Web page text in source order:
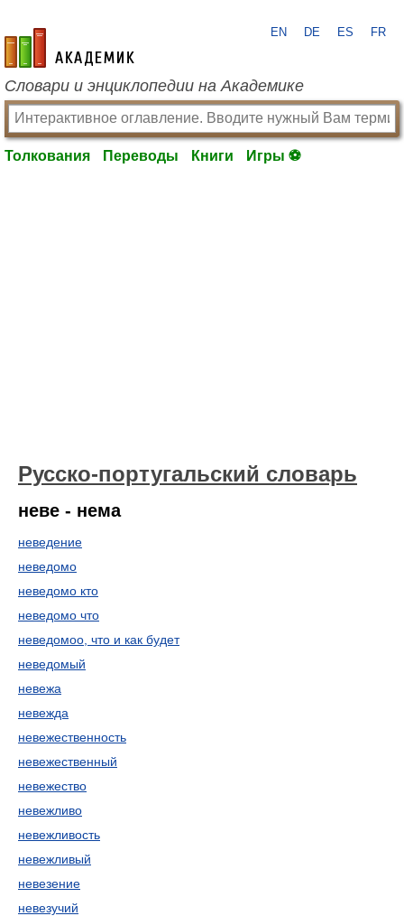
academic.ru
EN DE ES FR
Словари и энциклопедии на Академике
Толкования Переводы Книги Игры ⚽
Русско-португальский словарь
неве - нема
неведение
неведомо
неведомо кто
неведомо что
неведомоо, что и как будет
неведомый
невежа
невежда
невежественность
невежественный
невежество
невежливо
невежливость
невежливый
невезение
невезучий